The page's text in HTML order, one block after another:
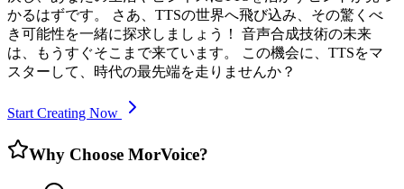
かるはずです。 さあ、TTSの世界へ飛び込み、その驚くべ
き可能性を一緒に探求しましょう！ 音声合成技術の未来
は、もうすぐそこまで来ています。 この機会に、TTSをマ
スターして、時代の最先端を走りませんか？
Start Creating Now
Why Choose MorVoice?